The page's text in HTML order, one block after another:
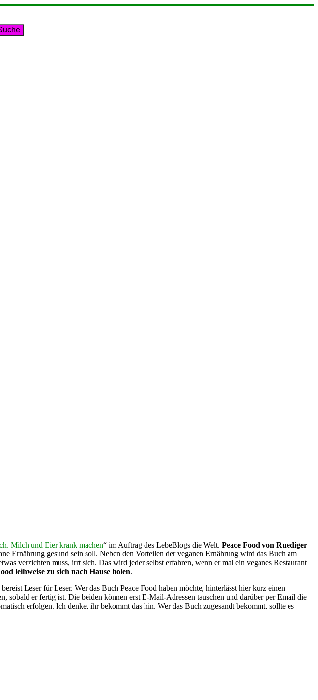
Milch und Eier krank machen“ im Auftrag des LebeBlogs die Welt. Peace Food von Ruediger
Ernährung gesund sein soll. Neben den Vorteilen der veganen Ernährung wird das Buch am
verzichten muss, irrt sich. Das wird jeder selbst erfahren, wenn er mal ein veganes Restaurant
leihweise zu sich nach Hause holen.
Leser für Leser. Wer das Buch Peace Food haben möchte, hinterlässt hier kurz einen
sobald er fertig ist. Die beiden können erst E-Mail-Adressen tauschen und darüber per Email die
erfolgen. Ich denke, ihr bekommt das hin. Wer das Buch zugesandt bekommt, sollte es